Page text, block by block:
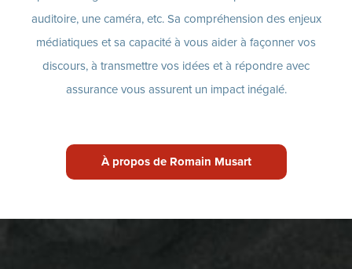
auditoire, une caméra, etc. Sa compréhension des enjeux
médiatiques et sa capacité à vous aider à façonner vos
discours, à transmettre vos idées et à répondre avec
assurance vous assurent un impact inégalé.
À propos de Romain Musart